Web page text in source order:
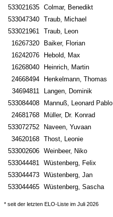
533021635 Colmar, Benedikt
533047340 Traub, Michael
533021961 Traub, Leon
16267320
Baiker, Florian
16242076
Hebold, Max
16268040
Heinrich, Martin
24668494
Henkelmann, Thomas
34694811
Langen, Dominik
533084408
Mannuß, Leonard Pablo
24681768
Müller, Dr. Konrad
533072752
Naveen, Yuvaan
34620168 Thost, Leonie
533002606 Weinbeer, Niko
533044481 Wüstenberg, Felix
533044473 Wüstenberg, Jan
533044465 Wüstenberg, Sascha
* seit der letzten ELO-Liste im Juli 2026